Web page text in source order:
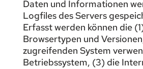
Daten und Informationen
Logfiles des Servers
Erfasst werden können die
Browsertypen und
zugreifenden System
Betriebssystem, (3) die